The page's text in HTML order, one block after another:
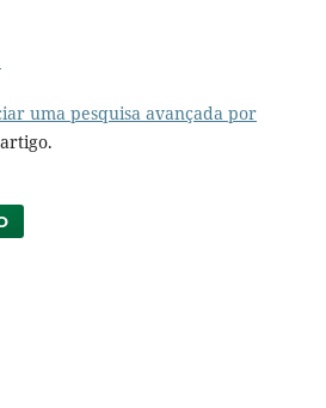
uma pesquisa avançada por